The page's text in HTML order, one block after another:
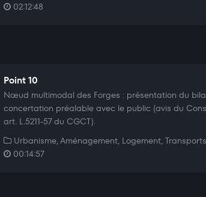
02:12:48
Point 10
Nœud multimodal des Forges : présentation du
concertation préalable avec le public (avis du
art. L.5211-57 du CGCT).
Urbanisme, Aménagement, Logement, Transports
00:14:57